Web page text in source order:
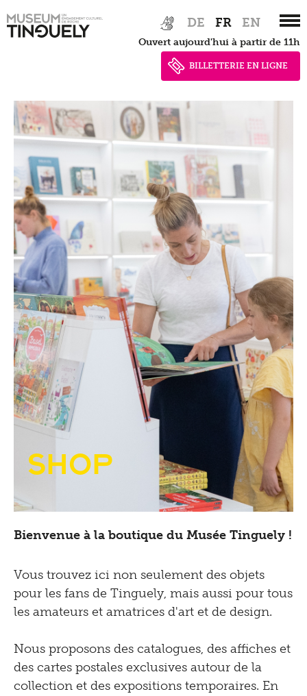
Hauptnavigation
to
DE FR EN
Ouvert aujourd'hui à partir de 11h
BILLETTERIE EN LIGNE
Shop
Bienvenue à la boutique du Musée Tinguely !
Vous trouvez ici non seulement des objets
pour les fans de Tinguely, mais aussi pour tous
les amateurs et amatrices d'art et de design.
Nous proposons des catalogues, des affiches et
des cartes postales exclusives autour de la
collection et des expositions temporaires. En